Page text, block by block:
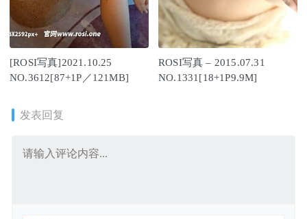
[ROSI写真]2021.10.25
NO.3612[87+1P／121MB]
ROSI写真 – 2015.07.31
NO.1331[18+1P9.9M]
发表回复